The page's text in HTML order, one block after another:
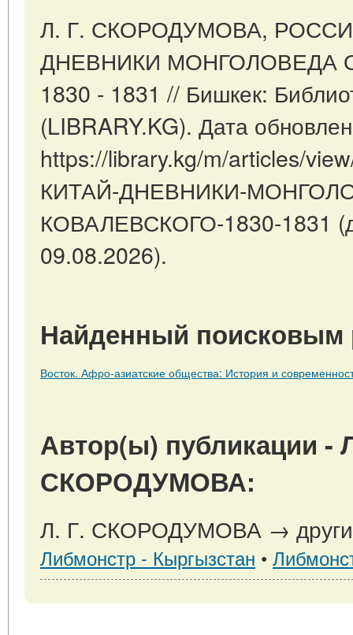
Л. Г. СКОРОДУМОВА,
ДНЕВНИКИ МОНГОЛОВЕДА
1830 - 1831 // Бишкек:
(LIBRARY.KG). Дата
https://library.kg/m/articles/
КИТАЙ-ДНЕВНИКИ-
КОВАЛЕВСКОГО-1830-1831
09.08.2026).
Найденный поисковым
Восток. Афро-азиатские общества: История и
Автор(ы) публикации -
СКОРОДУМОВА:
Л. Г. СКОРОДУМОВА →
Либмонстр - Кыргызстан •